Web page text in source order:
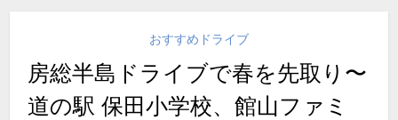
おすすめドライブ
房総半島ドライブで春を先取り〜
道の駅 保田小学校、館山ファミ